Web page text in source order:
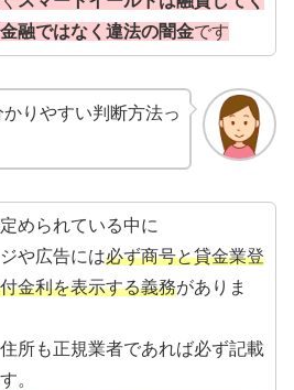
融ではなく違法の闇金です
りやすい判断方法っ
められている中に
や広告には必ず商号と貸金業登
金利を表示する義務がありま
所も正規業者であれば必ず記載
。